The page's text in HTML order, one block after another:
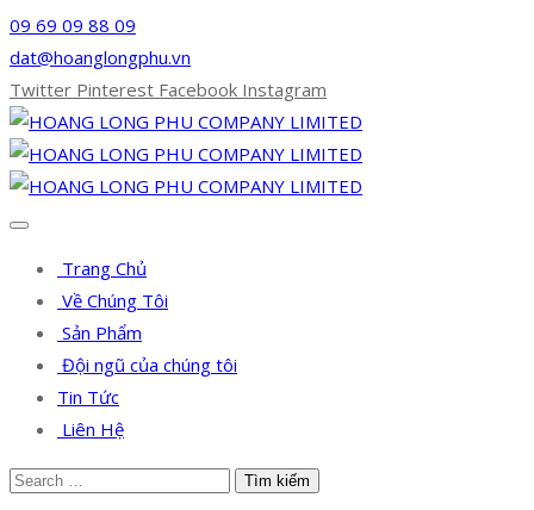
09 69 09 88 09
dat@hoanglongphu.vn
Twitter Pinterest Facebook Instagram
Trang Chủ
Về Chúng Tôi
Sản Phẩm
Đội ngũ của chúng tôi
Tin Tức
Liên Hệ